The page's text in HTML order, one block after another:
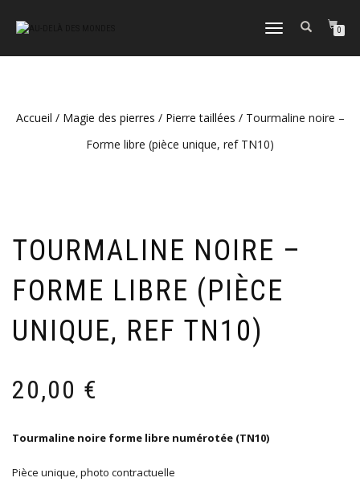
DÉPLIER
NAVIGATION
0
Accueil / Magie des pierres / Pierre taillées / Tourmaline noire –
Forme libre (pièce unique, ref TN10)
TOURMALINE NOIRE –
FORME LIBRE (PIÈCE
UNIQUE, REF TN10)
20,00 €
Tourmaline noire forme libre numérotée (TN10)
Pièce unique, photo contractuelle